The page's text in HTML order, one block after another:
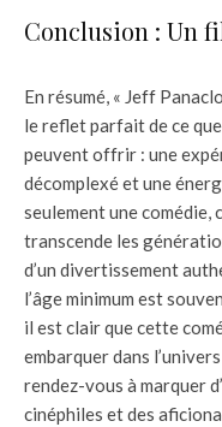
Conclusion : Un
En résumé, « Jeff
le reflet parfait de ce
peuvent offrir : une
décomplexé et une
seulement une comédie,
transcende les
d’un divertissement
l’âge minimum est
il est clair que cette
embarquer dans
rendez-vous à marquer
cinéphiles et des